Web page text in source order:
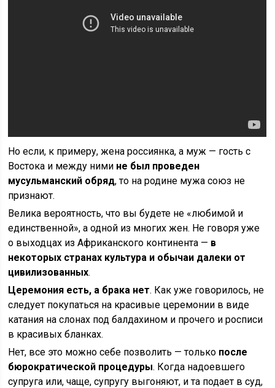
Но если, к примеру, жена россиянка, а муж — гость с
Востока и между ними не был проведен
мусульманский обряд, то на родине мужа союз не
признают.
Велика вероятность, что вы будете не «любимой и
единственной», а одной из многих жен. Не говоря уже
о выходцах из Африканского континента — в
некоторых странах культура и обычаи далеки от
цивилизованных.
Церемония есть, а брака нет. Как уже говорилось, не
следует покупаться на красивые церемонии в виде
катания на слонах под балдахином и прочего и росписи
в красивых бланках.
Нет, все это можно себе позволить — только после
бюрократической процедуры. Когда надоевшего
супруга или, чаще, супругу выгоняют, и та подает в суд,